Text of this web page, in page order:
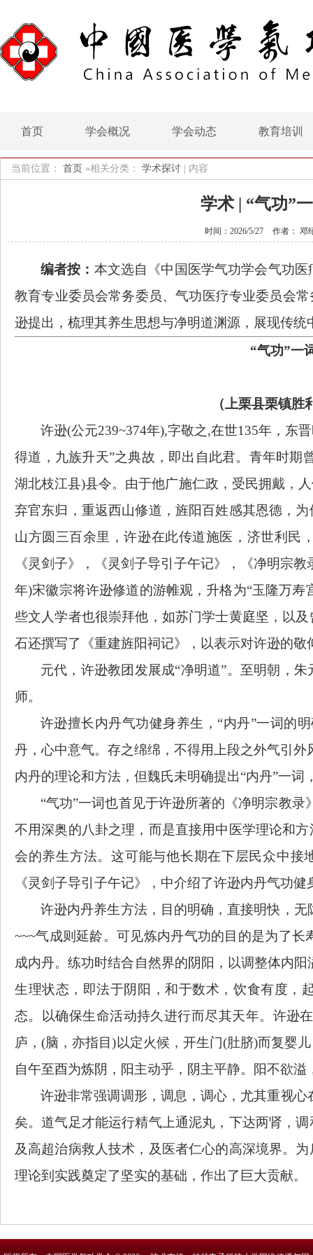
首页 学会概况 学会动态 教育培训
当前位置： 首页 »相关分类： 学术探讨 内容
学术 | “气功”
时间：2026/5/27 作者： 邓
编者按： 本文选自《中国医学气功学会气功医
教育专业委员会常务委员、气功医疗专业委员会
逊提出，梳理其养生思想与净明道渊源，展现传
“气功”一
（上栗县栗镇胜
许逊(公元239~374年),字敬之,在世135年，东
得道，九族升天”之典故，即出自此君。青年时
湖北枝江县)县令。由于他广施仁政，受民拥戴，
弃官东归，重返西山修道，旌阳百姓感其恩德，
山方圆三百余里，许逊在此传道施医，济世利民
《灵剑子》，《灵剑子导引子午记》，《净明宗
年)宋徽宗将许逊修道的游帷观，升格为“玉隆万
些文人学者也很崇拜他，如苏门学士黄庭坚，以
石还撰写了《重建旌阳祠记》，以表示对许逊的敬
元代，许逊教团发展成“净明道”。至明朝，
师。
许逊擅长内丹气功健身养生， “内丹”一词的
丹，心中意气。存之绵绵，不得用上段之外气引
内丹的理论和方法，但魏氏未明确提出“内丹”一词
“气功”一词也首见于许逊所著的《净明宗教
不用深奥的八卦之理，而是直接用中医学理论和
会的养生方法。这可能与他长期在下层民众中
《灵剑子导引子午记》，中介绍了许逊内丹气功
许逊内丹养生方法，目的明确，直接明快，
~~~气成则延龄。可见炼内丹气功的目的是为了
成内丹。练功时结合自然界的阴阳，以调整体内
生理状态，即法于阴阳，和于数术，饮食有度，
态。以确保生命活动持久进行而尽其天年。许逊
庐，(脑，亦指目)以定火候，开生门(肚脐)而复婴
自午至酉为炼阴，阳主动乎，阴主平静。阳不欲
许逊非常强调调形，调息，调心，尤其重视
矣。道气足才能运行精气上通泥丸，下达两肾，
及高超治病救人技术，及医者仁心的高深境界。
理论到实践奠定了坚实的基础，作出了巨大贡献。